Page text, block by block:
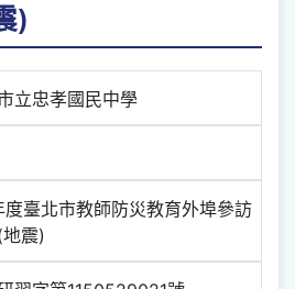
)
立忠孝國民中學
度臺北市教師防災教育外埠參訪
震)